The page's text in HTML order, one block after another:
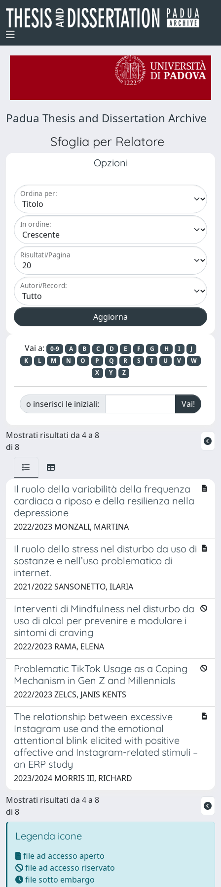
Padua Thesis and Dissertation Archive
Sfoglia per Relatore
Opzioni
Ordina per:
In ordine:
Risultati/Pagina
Autori/Record:
Vai a: 0-9 A B C D E F G H I
J
K
L M N O P Q R S T U V
W
X
Y Z
o inserisci le iniziali:
Mostrati risultati da 4 a 8
di 8
Il ruolo della variabilità della frequenza
cardiaca a riposo e della resilienza nella
depressione
2022/2023 MONZALI, MARTINA
Il ruolo dello stress nel disturbo da uso di
sostanze e nell’uso problematico di
internet.
2021/2022 SANSONETTO, ILARIA
Interventi di Mindfulness nel disturbo da
uso di alcol per prevenire e modulare i
sintomi di craving
2022/2023 RAMA, ELENA
Problematic TikTok Usage as a Coping
Mechanism in Gen Z and Millennials
2022/2023 ZELCS, JANIS KENTS
The relationship between excessive
Instagram use and the emotional
attentional blink elicited with positive
affective and Instagram-related stimuli –
an ERP study
2023/2024 MORRIS III, RICHARD
Mostrati risultati da 4 a 8
di 8
Legenda icone
file ad accesso aperto
file ad accesso riservato
file sotto embargo